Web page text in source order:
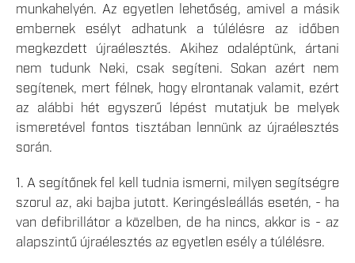
munkahelyén. Az egyetlen lehetőség, amivel a másik
embernek esélyt adhatunk a túlélésre az időben
megkezdett újraélesztés. Akihez odaléptünk, ártani
nem tudunk Neki, csak segíteni. Sokan azért nem
segítenek, mert félnek, hogy elrontanak valamit, ezért
az alábbi hét egyszerű lépést mutatjuk be melyek
ismeretével fontos tisztában lennünk az újraélesztés
során.
1. A segítőnek fel kell tudnia ismerni, milyen segítségre
szorul az, aki bajba jutott. Keringésleállás esetén, - ha
van defibrillátor a közelben, de ha nincs, akkor is - az
alapszintű újraélesztés az egyetlen esély a túlélésre.